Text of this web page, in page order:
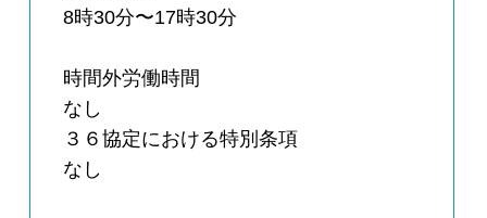
8時30分〜17時30分
時間外労働時間
なし
３６協定における特別条項
なし